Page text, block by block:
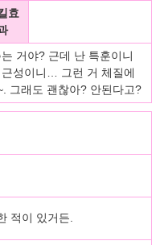
효
거야? 근데 난 특훈이니
성이니… 그런 거 체질에
그래도 괜찮아? 안된다고?
적이 있거든.